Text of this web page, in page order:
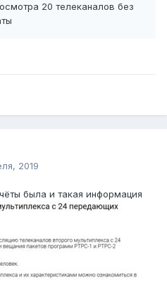
20 телеканалов без
2019
была и такая информация